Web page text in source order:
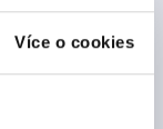
Více o cookies